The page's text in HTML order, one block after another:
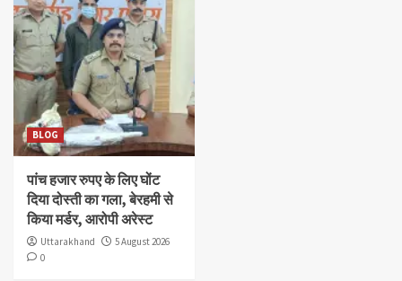
BLOG
पांच हजार रुपए के लिए घोंट
दिया दोस्ती का गला, बेरहमी से
किया मर्डर, आरोपी अरेस्ट
Uttarakhand
5 August 2026
0